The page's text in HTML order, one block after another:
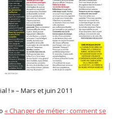
! » – Mars et juin 2011
« Changer de métier : comment se